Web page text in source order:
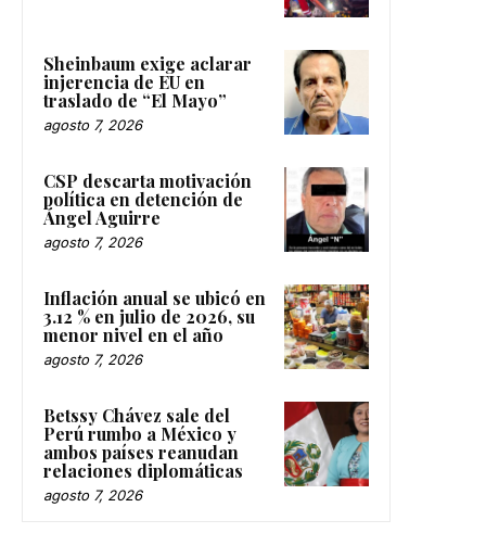
Sheinbaum exige aclarar
injerencia de EU en
traslado de “El Mayo”
agosto 7, 2026
CSP descarta motivación
política en detención de
Ángel Aguirre
agosto 7, 2026
Inflación anual se ubicó en
3.12 % en julio de 2026, su
menor nivel en el año
agosto 7, 2026
Betssy Chávez sale del
Perú rumbo a México y
ambos países reanudan
relaciones diplomáticas
agosto 7, 2026